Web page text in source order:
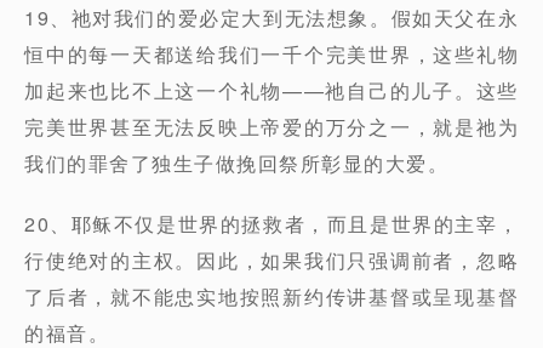
19、祂对我们的爱必定大到无法想象。假如天父在永
恒中的每一天都送给我们一千个完美世界，这些礼物
加起来也比不上这一个礼物——祂自己的儿子。这些
完美世界甚至无法反映上帝爱的万分之一，就是祂为
我们的罪舍了独生子做挽回祭所彰显的大爱。
20、耶稣不仅是世界的拯救者，而且是世界的主宰，
行使绝对的主权。因此，如果我们只强调前者，忽略
了后者，就不能忠实地按照新约传讲基督或呈现基督
的福音。